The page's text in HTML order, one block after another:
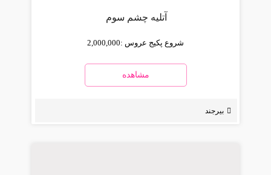
آتلیه چشم سوم
شروع پکیج عروس :2,000,000
مشاهده
بیرجند